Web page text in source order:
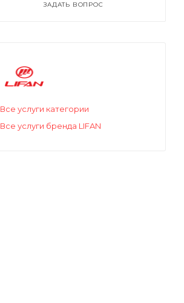
ЗАДАТЬ ВОПРОС
Все услуги категории
Все услуги бренда LIFAN